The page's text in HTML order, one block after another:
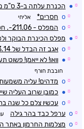
☼
● הכנרת עלתה ב-3 ס"מ מהבוקר
☼
o חסרים* אליחי
☼
o המפלס - 211.06-. חסרים 226 ס"מ לכינרת מלאה...
☼
● מפלס הכינרת הבוקר
☼
o אגב זה הבדל של 3.14 מטר!!
☼
● וואו! לא ייאמן!
חובבת חורף
☼
o מדהים! עליה
☼
● כמובן שרוב העליה
☼
o עכשיו צלם כל שנה
☼
o ערפל כבד בהר גילה
☼
o מצלמות החרמון באתר